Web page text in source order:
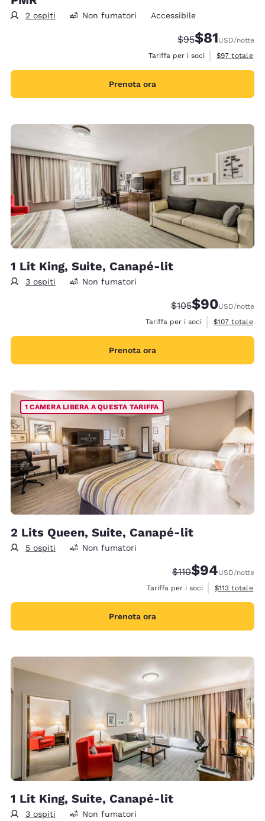
2 ospiti Non fumatori Accessibile
Tariffa di
$95Tariffa
$81USD/notte
Tariffa per i soci
Visualizza i
$97 totale
Prenota ora
1 Lit King, Suite, Canapé-lit
3 ospiti Non fumatori
Tariffa di barratura:
$105Tariffa
$90USD/notte
Tariffa per i soci
Visualizza i
$107 totale
Prenota ora
1 CAMERA LIBERA A QUESTA TARIFFA
2 Lits Queen, Suite, Canapé-lit
5 ospiti Non fumatori
Tariffa di barratura:
$110Tariffa
$94USD/notte
Tariffa per i soci
Visualizza i
$113 totale
Prenota ora
1 Lit King, Suite, Canapé-lit
3 ospiti Non fumatori